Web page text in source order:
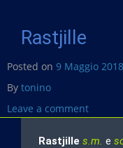
Rastjille
Posted on 9 Maggio 2018
By tonino
Leave a comment
Rastjille s.m. e